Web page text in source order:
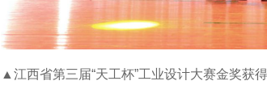
▲江西省第三届“天工杯”工业设计大赛金奖获